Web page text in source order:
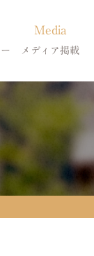
開催
Media
メディア掲載